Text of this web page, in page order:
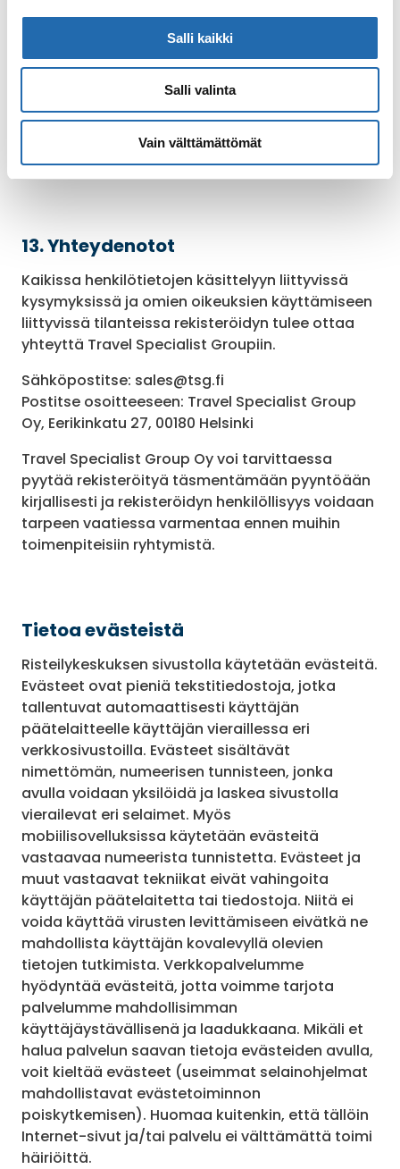
Salli kaikki
Salli valinta
Vain välttämättömät
toiminnassaan soveltuvaa tietosuojasääntelyä.
12.4.
Mikäli henkilötietoja käsitellään rekisteröidyn
suostumukseen perustuen, rekisteröidyllä on
oikeus peruuttaa suostumuksensa ilmoittamalla
tästä Travel Specialist Group Oy:lle tämän
tietosuojaselosteen kohdan 13 mukaisesti.
13. Yhteydenotot
Kaikissa henkilötietojen käsittelyyn liittyvissä
kysymyksissä ja omien oikeuksien käyttämiseen
liittyvissä tilanteissa rekisteröidyn tulee ottaa
yhteyttä Travel Specialist Groupiin.
Sähköpostitse: sales@tsg.fi
Postitse osoitteeseen: Travel Specialist Group
Oy, Eerikinkatu 27, 00180 Helsinki
Travel Specialist Group Oy voi tarvittaessa
pyytää rekisteröityä täsmentämään pyyntöään
kirjallisesti ja rekisteröidyn henkilöllisyys voidaan
tarpeen vaatiessa varmentaa ennen muihin
toimenpiteisiin ryhtymistä.
Tietoa evästeistä
Risteilykeskuksen sivustolla käytetään evästeitä.
Evästeet ovat pieniä tekstitiedostoja, jotka
tallentuvat automaattisesti käyttäjän
päätelaitteelle käyttäjän vieraillessa eri
verkkosivustoilla. Evästeet sisältävät
nimettömän, numeerisen tunnisteen, jonka
avulla voidaan yksilöidä ja laskea sivustolla
vierailevat eri selaimet. Myös
mobiilisovelluksissa käytetään evästeitä
vastaavaa numeerista tunnistetta. Evästeet ja
muut vastaavat tekniikat eivät vahingoita
käyttäjän päätelaitetta tai tiedostoja. Niitä ei
voida käyttää virusten levittämiseen eivätkä ne
mahdollista käyttäjän kovalevyllä olevien
tietojen tutkimista. Verkkopalvelumme
hyödyntää evästeitä, jotta voimme tarjota
palvelumme mahdollisimman
käyttäjäystävällisenä ja laadukkaana. Mikäli et
halua palvelun saavan tietoja evästeiden avulla,
voit kieltää evästeet (useimmat selainohjelmat
mahdollistavat evästetoiminnon
poiskytkemisen). Huomaa kuitenkin, että tällöin
Internet-sivut ja/tai palvelu ei välttämättä toimi
häiriöittä.